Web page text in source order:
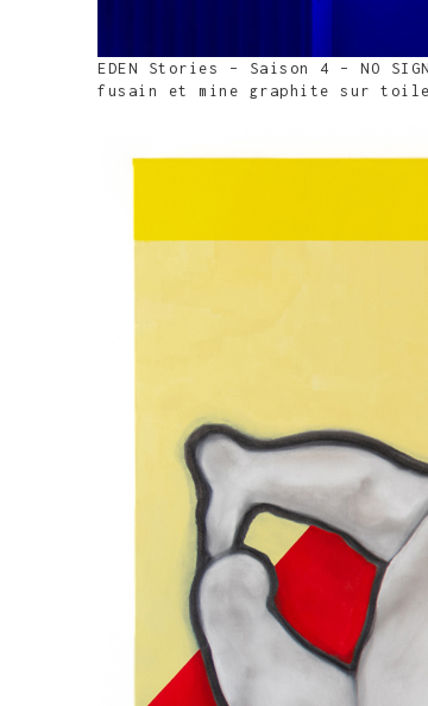
EDEN Stories – Saison 4 – NO
fusain et mine graphite sur toile,